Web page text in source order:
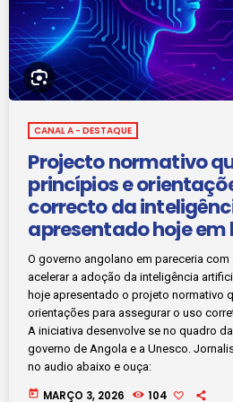
CANAL A - DESTAQUE
Projecto normativo
princípios e
correcto da
apresentado hoje em
O governo angolano em pareceria
acelerar a adoção da inteligência
hoje apresentado o projeto normativo
orientações para assegurar o uso
A iniciativa desenvolve se no quadro
governo de Angola e a Unesco.
no audio abaixo e ouça:
today MARÇO 3, 2026 104